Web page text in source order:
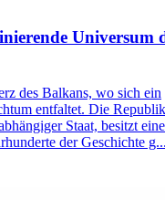
Universum
des Balkans, wo sich ein
entfaltet. Die Republik
Staat, besitzt eine
der Geschichte